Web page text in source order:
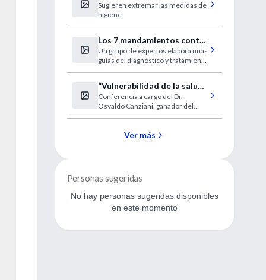
bacteria en verduras,
lácteos y pastas
Sugieren extremar las medidas de
higiene.
Los 7 mandamientos contra
el dolor de espalda
Un grupo de expertos elabora unas
guías del diagnóstico y tratamiento
“Vulnerabilidad de la salud
humana ante el cambio
climático”
Conferencia a cargo del Dr.
Osvaldo Canziani, ganador del
Ver más
Personas sugeridas
No hay personas sugeridas disponibles
en este momento